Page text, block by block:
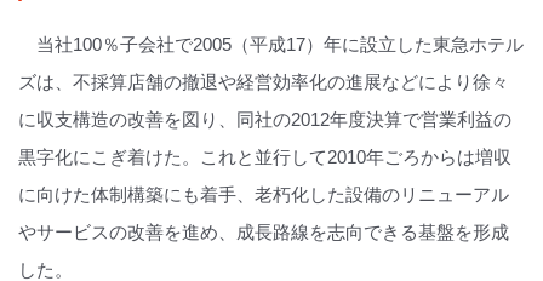
当社100％子会社で2005（平成17）年に設立した東急ホテル
ズは、不採算店舗の撤退や経営効率化の進展などにより徐々
に収支構造の改善を図り、同社の2012年度決算で営業利益の
黒字化にこぎ着けた。これと並行して2010年ごろからは増収
に向けた体制構築にも着手、老朽化した設備のリニューアル
やサービスの改善を進め、成長路線を志向できる基盤を形成
した。